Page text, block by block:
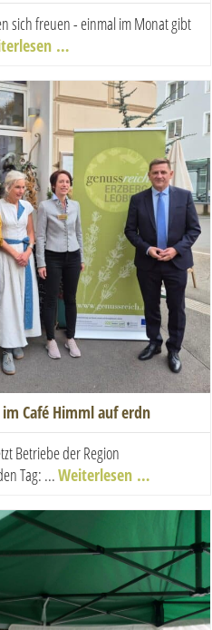
sich freuen - einmal im Monat gibt
…
Café Himml auf erdn
Betriebe der Region
Tag: ...Weiterlesen …